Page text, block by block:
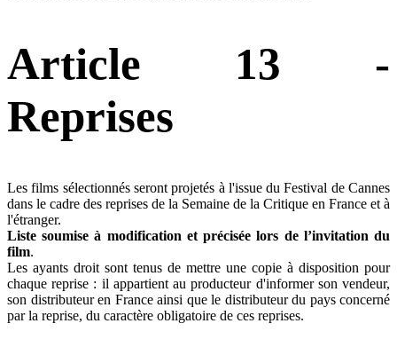
Article 13 -
Reprises
Les films sélectionnés seront projetés à l'issue du Festival de Cannes
dans le cadre des reprises de la Semaine de la Critique en France et à
l'étranger.
Liste soumise à modification et précisée lors de l’invitation du
film.
Les ayants droit sont tenus de mettre une copie à disposition pour
chaque reprise : il appartient au producteur d'informer son vendeur,
son distributeur en France ainsi que le distributeur du pays concerné
par la reprise, du caractère obligatoire de ces reprises.